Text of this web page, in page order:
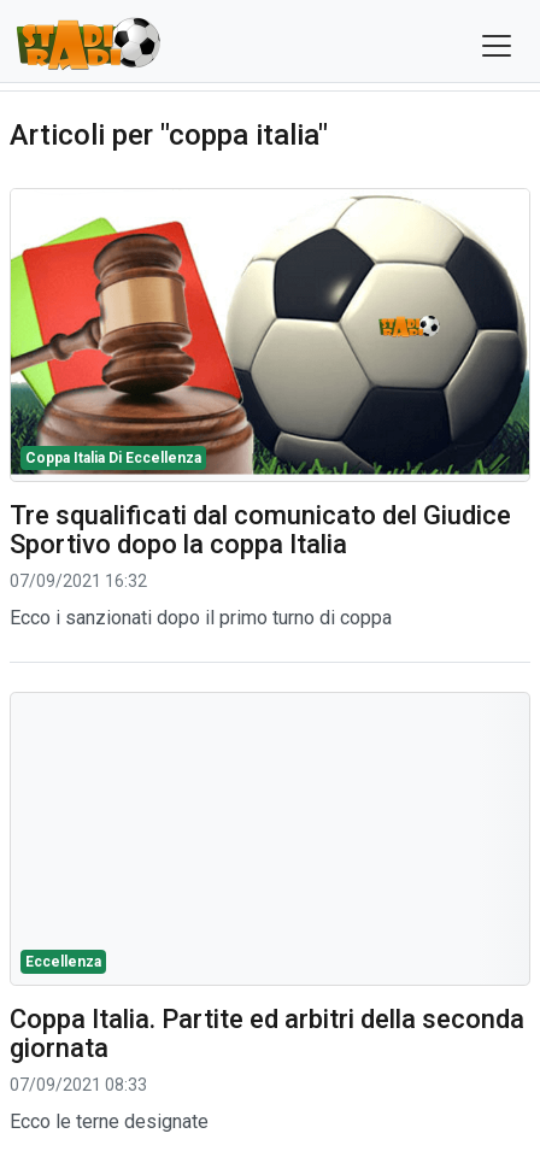
Articoli per "coppa italia"
Coppa Italia Di Eccellenza
Tre squalificati dal comunicato del Giudice
Sportivo dopo la coppa Italia
07/09/2021 16:32
Ecco i sanzionati dopo il primo turno di coppa
Eccellenza
Coppa Italia. Partite ed arbitri della seconda
giornata
07/09/2021 08:33
Ecco le terne designate